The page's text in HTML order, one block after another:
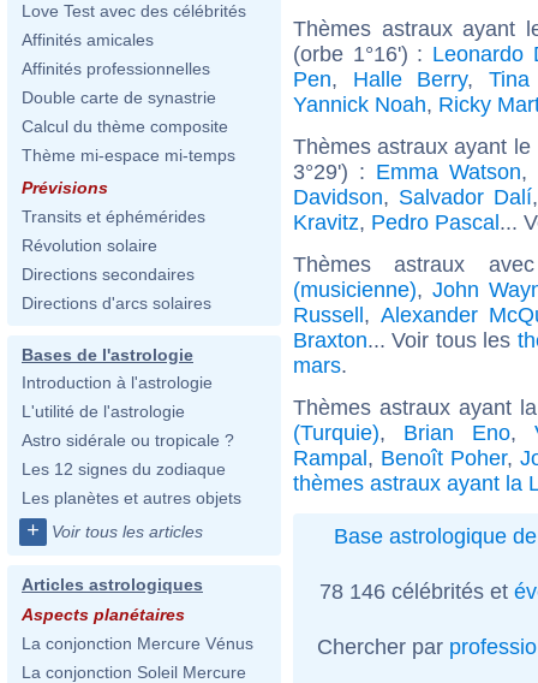
Love Test avec des célébrités
Affinités amicales
Affinités professionnelles
Double carte de synastrie
Calcul du thème composite
Thème mi-espace mi-temps
Prévisions
Transits et éphémérides
Révolution solaire
Directions secondaires
Directions d'arcs solaires
Bases de l'astrologie
Introduction à l'astrologie
L'utilité de l'astrologie
Astro sidérale ou tropicale ?
Les 12 signes du zodiaque
Les planètes et autres objets
+ Voir tous les articles
Articles astrologiques
Aspects planétaires
La conjonction Mercure Vénus
La conjonction Soleil Mercure
Thèmes astraux ayant
(orbe 1°16') : Leonardo
Pen, Halle Berry, Tina
Yannick Noah, Ricky
Thèmes astraux ayant
3°29') : Emma Watson,
Davidson, Salvador Dalí
Kravitz, Pedro Pascal...
Thèmes astraux
(musicienne), John
Russell, Alexander
Braxton... Voir tous les
mars.
Thèmes astraux ayant
(Turquie), Brian Eno,
Rampal, Benoît Poher,
thèmes astraux ayant la
Base astrologique
78 146 célébrités et
Chercher par